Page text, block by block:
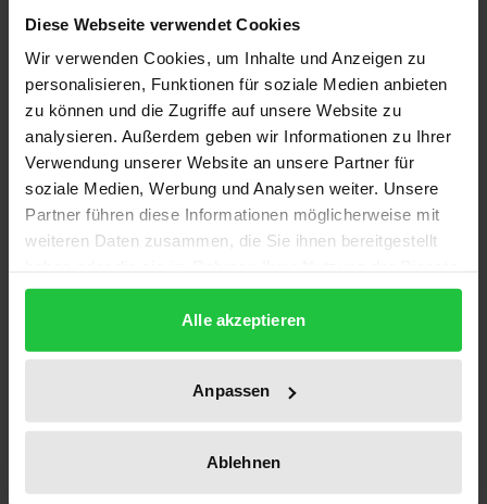
Diese Webseite verwendet Cookies
Wir verwenden Cookies, um Inhalte und Anzeigen zu
personalisieren, Funktionen für soziale Medien anbieten
zu können und die Zugriffe auf unsere Website zu
analysieren. Außerdem geben wir Informationen zu Ihrer
Verwendung unserer Website an unsere Partner für
soziale Medien, Werbung und Analysen weiter. Unsere
Partner führen diese Informationen möglicherweise mit
weiteren Daten zusammen, die Sie ihnen bereitgestellt
gesammelt haben.
Alle akzeptieren
Anpassen
Ablehnen
In der vorliegenden soziologischen Studie werden
Ehebiographien untersucht, die seit mehreren
Jahrzehnten bestehen. Anlass dafür sind die
zahlreich bestehenden langjährigen Ehen in
Deutschland. Noch nie gab es so viele goldene und
diamantene Hochzeiten wie heute.
Begründet ist dies zum einen durch die gestiegene
aktuell der Großteil der deutschen Bevölkerung
einmal im Leben und die Ehen dauern, statistisch
betrachtet, immer länger. Die mediale Betonung der
Scheidungsstatistik verdeckt, dass zwei Drittel aller
Ziel der Analyse solch langer Ehebiographien ist die